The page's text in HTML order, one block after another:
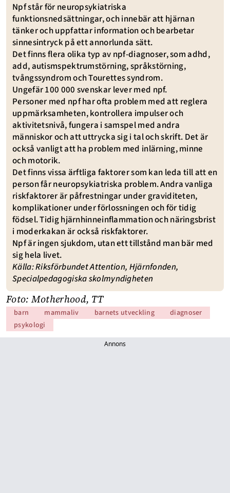
Npf står för neuropsykiatriska
funktionsnedsättningar, och innebär att hjärnan
tänker och uppfattar information och bearbetar
sinnesintryck på ett annorlunda sätt.
Det finns flera olika typ av npf-diagnoser, som adhd,
add, autismspektrumstörning, språk­störning,
tvångssyndrom och Tourettes syndrom.
Ungefär 100 000 svenskar lever med npf.
Personer med npf har ofta problem med att reglera
uppmärksamheten, kontrollera impulser och
aktivitetsnivå, fungera i samspel med andra
människor och att uttrycka sig i tal och skrift. Det är
också vanligt att ha problem med inlärning, minne
och motorik.
Det finns vissa ärftliga faktorer som kan leda till att en
person får neuropsykiatriska problem. Andra vanliga
riskfaktorer är påfrestningar under graviditeten,
komplikationer under förlossningen och för tidig
födsel. Tidig hjärnhinneinflammation och näringsbrist
i moderkakan är också riskfaktorer.
Npf är ingen sjukdom, utan ett tillstånd man bär med
sig hela livet.
Källa:Riksförbundet Attention, Hjärnfonden,
Specialpedagogiska skolmyndigheten
Foto: Motherhood, TT
barn mammaliv barnets utveckling
diagnoser
psykologi
Annons